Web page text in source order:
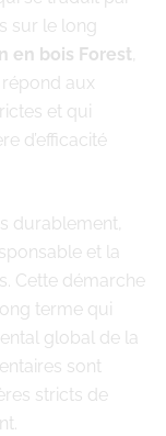
sur le long
en bois Forest
aux
et qui
d’efficacité
durablement,
et la
Cette démarche
terme qui
global de la
sont
stricts de